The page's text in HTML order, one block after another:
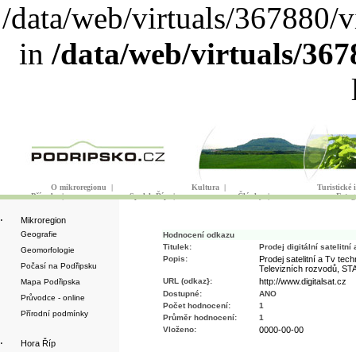
/data/web/virtuals/
in /data/web/virtuals/
O mikroregionu | Kultura |
Turistické
Příroda| Spolek Říp| Články|
· Mikroregion
Geografie
Geomorfologie
Počasí na Podřipsku
Mapa Podřipska
Průvodce - online
Přírodní podmínky
· Hora Říp
Hodnocení odkazu
Titulek:
Prodej digitální satelitní
Popis:
Prodej satelitní a Tv
Televizních rozvodů,
URL (odkaz}: http://www.digitalsat.cz
Dostupné:
ANO
Počet hodnocení:
1
Průměr hodnocení:
1
Vloženo:
0000-00-00